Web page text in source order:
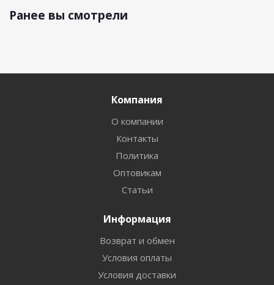
Ранее вы смотрели
Компания
О компании
Контакты
Политика
Оптовикам
Статьи
Информация
Возврат и обмен
Условия оплаты
Условия доставки